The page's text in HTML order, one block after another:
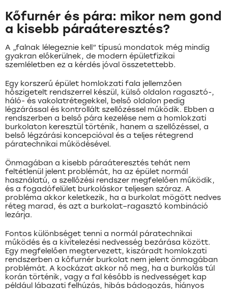
Kőfurnér és pára: mikor nem gond
a kisebb páraáteresztés?
A „falnak lélegeznie kell” típusú mondatok még mindig
gyakran előkerülnek, de modern épületfizikai
szemléletben ez a kérdés jóval összetettebb.
Egy korszerű épület homlokzati fala jellemzően
hőszigetelt rendszerrel készül, külső oldalon ragasztó-,
háló- és vakolatrétegekkel, belső oldalon pedig
légzárással és kontrollált szellőzéssel működik. Ebben a
rendszerben a belső pára kezelése nem a homlokzati
burkolaton keresztül történik, hanem a szellőzéssel, a
belső légzárási koncepcióval és a teljes rétegrend
páratechnikai működésével.
Önmagában a kisebb páraáteresztés tehát nem
feltétlenül jelent problémát, ha az épület normál
használatú, a szellőzési rendszer megfelelően működik,
és a fogadófelület burkoláskor teljesen száraz. A
probléma akkor keletkezik, ha a burkolat mögött nedves
réteg marad, és azt a burkolat–ragasztó kombináció
lezárja.
Fontos különbséget tenni a normál páratechnikai
működés és a kivitelezési nedvesség bezárása között.
Egy megfelelően megtervezett, kiszáradt homlokzati
rendszerben a kőfurnér burkolat nem jelent önmagában
problémát. A kockázat akkor nő meg, ha a burkolás túl
korán történik, vagy a fal később is nedvességet kap
például lábazati felhúzás, hibás bádogozás, hiányos